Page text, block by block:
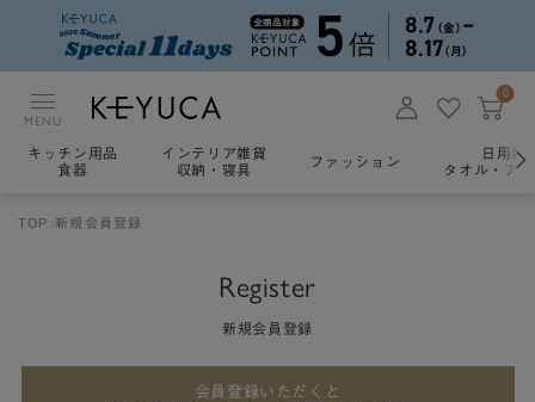
MENU
0
キッチン用品
食器
インテリア雑貨
収納・寝具
ファッション
日用雑
タオル・ア
TOP 新規会員登録
Register
新規会員登録
会員登録いただくと